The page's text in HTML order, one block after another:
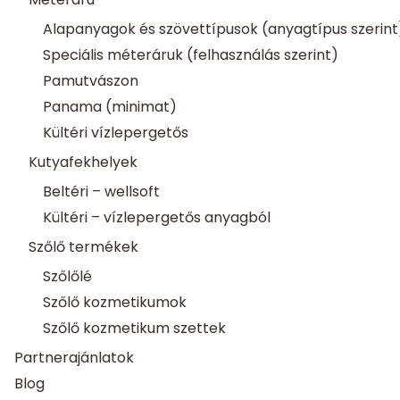
Alapanyagok és szövettípusok (anyagtípus
Speciális méteráruk (felhasználás szerint)
Pamutvászon
Panama (minimat)
Kültéri vízlepergetős
Kutyafekhelyek
Beltéri – wellsoft
Kültéri – vízlepergetős anyagból
Szőlő termékek
Szőlőlé
Szőlő kozmetikumok
Szőlő kozmetikum szettek
Partnerajánlatok
Blog